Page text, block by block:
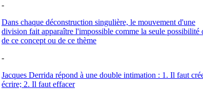
-
Dans chaque déconstruction singulière, le mouvement d'une
division fait apparaître l'impossible comme la seule possibilité
de ce concept ou de ce thème
-
Jacques Derrida répond à une double intimation : 1. Il faut
écrire; 2. Il faut effacer